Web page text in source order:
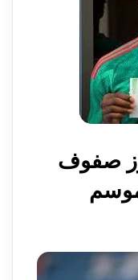
صفوف